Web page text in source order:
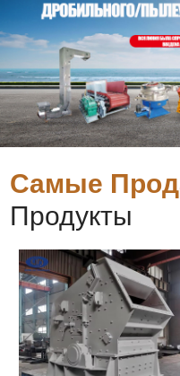
Самые
Продукты